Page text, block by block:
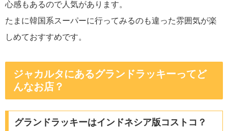
心感もあるので人気があります。
たまに韓国系スーパーに行ってみるのも違った雰囲気が楽
しめておすすめです。
ジャカルタにあるグランドラッキーってど
んなお店？
グランドラッキーはインドネシア版コストコ？